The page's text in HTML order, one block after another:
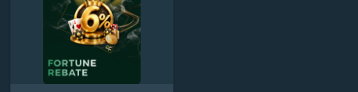
លេខកូតអ្នកណែនាំ